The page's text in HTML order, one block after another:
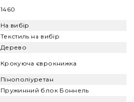
1460
На вибір
Текстиль на вибір
Дерево
Крокуюча єврокнижка
Пінополіуретан
Пружинний блок Боннель